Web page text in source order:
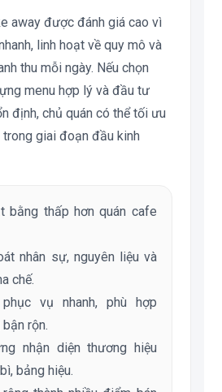
away được đánh giá cao vì
linh hoạt về quy mô và
thu mỗi ngày. Nếu chọn
menu hợp lý và đầu tư
định, chủ quán có thể tối ưu
trong giai đoạn đầu kinh
bằng thấp hơn quán cafe
nhân sự, nguyên liệu và
chế.
vụ nhanh, phù hợp
bận rộn.
nhận diện thương hiệu
bảng hiệu.